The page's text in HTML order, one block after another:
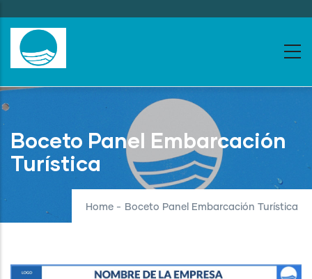
to
main
content
Boceto Panel Embarcación
Turística
Home - Boceto Panel Embarcación Turística